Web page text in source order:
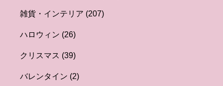
雑貨・インテリア (207)
ハロウィン (26)
クリスマス (39)
バレンタイン (2)